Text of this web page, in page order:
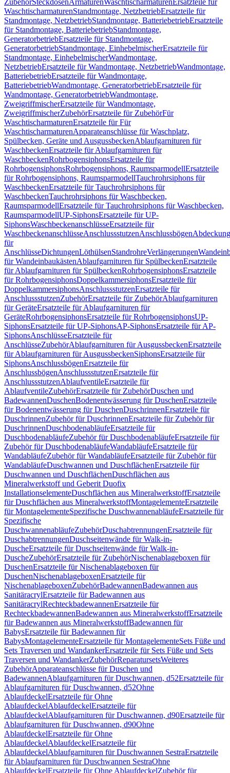
ZubehörSteckdosenArmaturenWaschtischarmaturen Ersatzteile für
WaschtischarmaturenStandmontage, NetzbetriebErsatzteile für
Standmontage, NetzbetriebStandmontage, BatteriebetriebErsatzteile
für Standmontage, BatteriebetriebStandmontage,
GeneratorbetriebErsatzteile für Standmontage,
GeneratorbetriebStandmontage, EinhebelmischerErsatzteile für
Standmontage, EinhebelmischerWandmontage,
NetzbetriebErsatzteile für Wandmontage, NetzbetriebWandmontage,
BatteriebetriebErsatzteile für Wandmontage,
BatteriebetriebWandmontage, GeneratorbetriebErsatzteile für
Wandmontage, GeneratorbetriebWandmontage,
ZweigriffmischerErsatzteile für Wandmontage,
ZweigriffmischerZubehörErsatzteile für ZubehörFür
WaschtischarmaturenErsatzteile für Für
WaschtischarmaturenApparateanschlüsse für Waschplatz,
Spülbecken, Geräte und AusgussbeckenAblaufgarnituren für
WaschbeckenErsatzteile für Ablaufgarnituren für
WaschbeckenRohrbogensiphonsErsatzteile für
RohrbogensiphonsRohrbogensiphons, RaumsparmodellErsatzteile
für Rohrbogensiphons, RaumsparmodellTauchrohrsiphons für
WaschbeckenErsatzteile für Tauchrohrsiphons für
WaschbeckenTauchrohrsiphons für Waschbecken,
RaumsparmodellErsatzteile für Tauchrohrsiphons für Waschbecken,
RaumsparmodellUP-SiphonsErsatzteile für UP-
SiphonsWaschbeckenanschlüsseErsatzteile für
WaschbeckenanschlüsseAnschlussstutzenAnschlussbögen
für
AnschlüsseDichtungenLöthülsenStandrohreVerlängerungen
für WandeinbaukästenAblaufgarnituren für SpülbeckenErsatzteile
für Ablaufgarnituren für SpülbeckenRohrbogensiphonsErsatzteile
für RohrbogensiphonsDoppelkammersiphonsErsatzteile für
DoppelkammersiphonsAnschlussstutzenErsatzteile für
AnschlussstutzenZubehörErsatzteile für ZubehörAblaufgarnituren
für GeräteErsatzteile für Ablaufgarnituren für
GeräteRohrbogensiphonsErsatzteile für RohrbogensiphonsUP-
SiphonsErsatzteile für UP-SiphonsAP-SiphonsErsatzteile für AP-
SiphonsAnschlüsseErsatzteile für
AnschlüsseZubehörAblaufgarnituren für AusgussbeckenErsatzteile
für Ablaufgarnituren für AusgussbeckenSiphonsErsatzteile für
SiphonsAnschlussbögenErsatzteile für
AnschlussbögenAnschlussstutzenErsatzteile für
AnschlussstutzenAblaufventileErsatzteile für
AblaufventileZubehörErsatzteile für ZubehörDuschen und
BadewannenDuschenBodenentwässerung für DuschenErsatzteile
für Bodenentwässerung für DuschenDuschrinnenErsatzteile für
DuschrinnenZubehör für DuschrinnenErsatzteile für Zubehör für
DuschrinnenDuschbodenabläufeErsatzteile für
DuschbodenabläufeZubehör für DuschbodenabläufeErsatzteile für
Zubehör für DuschbodenabläufeWandabläufeErsatzteile für
WandabläufeZubehör für WandabläufeErsatzteile für Zubehör für
WandabläufeDuschwannen und DuschflächenErsatzteile für
Duschwannen und DuschflächenDuschflächen aus
Mineralwerkstoff und Geberit Duofix
InstallationselementeDuschflächen aus MineralwerkstoffErsatzteile
für Duschflächen aus MineralwerkstoffMontagelementeErsatzteile
für MontagelementeSpezifische DuschwannenabläufeErsatzteile für
Spezifische
DuschwannenabläufeZubehörDuschabtrennungenErsatzteile für
DuschabtrennungenDuschseitenwände für Walk-in-
DuscheErsatzteile für Duschseitenwände für Walk-in-
DuscheZubehörErsatzteile für ZubehörNischenablageboxen für
DuschenErsatzteile für Nischenablageboxen für
DuschenNischenablageboxenErsatzteile für
NischenablageboxenZubehörBadewannenBadewannen aus
SanitäracrylErsatzteile für Badewannen aus
SanitäracrylRechteckbadewannenErsatzteile für
RechteckbadewannenBadewannen aus MineralwerkstoffErsatzteile
für Badewannen aus MineralwerkstoffBadewannen für
BabysErsatzteile für Badewannen für
BabysMontagelementeErsatzteile für MontagelementeSets Füße und
Sets Traversen und WandankerErsatzteile für Sets Füße und Sets
Traversen und WandankerZubehörReparatursetsWeiteres
ZubehörApparateanschlüsse für Duschen und
BadewannenAblaufgarnituren für Duschwannen, d52Ersatzteile für
Ablaufgarnituren für Duschwannen, d52Ohne
AblaufdeckelErsatzteile für Ohne
AblaufdeckelAblaufdeckelErsatzteile für
AblaufdeckelAblaufgarnituren für Duschwannen, d90Ersatzteile für
Ablaufgarnituren für Duschwannen, d90Ohne
AblaufdeckelErsatzteile für Ohne
AblaufdeckelAblaufdeckelErsatzteile für
AblaufdeckelAblaufgarnituren für Duschwannen SestraErsatzteile
für Ablaufgarnituren für Duschwannen SestraOhne
AblaufdeckelErsatzteile für Ohne AblaufdeckelZubehör für